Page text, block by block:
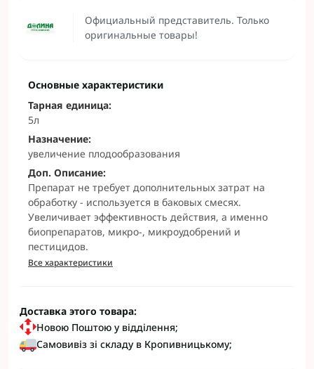
Официальный представитель. Только
оригинальные товары!
Основные характеристики
Тарная единица:
5л
Назначение:
увеличение плодообразования
Доп. Описание:
Препарат не требует дополнительных затрат на
обработку - используется в баковых смесях.
Увеличивает эффективность действия, а именно
биопрепаратов, микро-, микроудобрений и
пестицидов.
Все характеристики
Доставка этого товара:
Новою Поштою у відділення;
Самовивіз зі складу в Кропивницькому;